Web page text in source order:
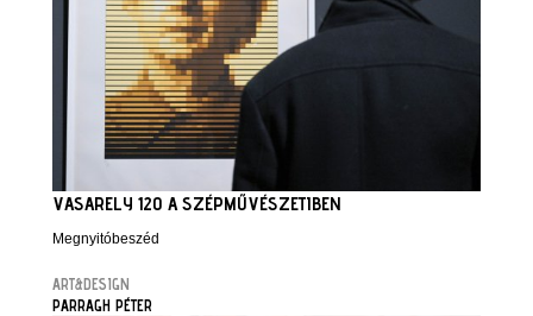
VASARELY 120 A SZÉPMŰVÉSZETIBEN
Megnyitóbeszéd
ART&DESIGN
PARRAGH PÉTER